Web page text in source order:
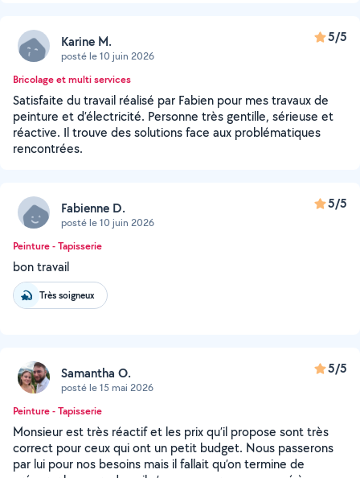
Karine M.
posté le 10 juin 2026
5/5
Bricolage et multi services
Satisfaite du travail réalisé par Fabien pour mes travaux de
peinture et d’électricité. Personne très gentille, sérieuse et
réactive. Il trouve des solutions face aux problématiques
rencontrées.
Fabienne D.
posté le 10 juin 2026
5/5
Peinture - Tapisserie
bon travail
Très soigneux
Samantha O.
posté le 15 mai 2026
5/5
Peinture - Tapisserie
Monsieur est très réactif et les prix qu’il propose sont très
correct pour ceux qui ont un petit budget. Nous passerons
par lui pour nos besoins mais il fallait qu’on termine de